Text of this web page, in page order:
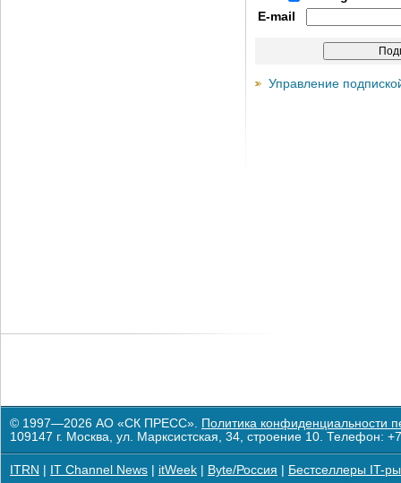
E-mail
Управление
© 1997—2026 АО «СК ПРЕСС». Политика конфиденциальности
109147 г. Москва, ул. Марксистская, 34, строение 10. Телефон:
ITRN IT Channel News itWeek Byte/Россия Бестселлеры IT-